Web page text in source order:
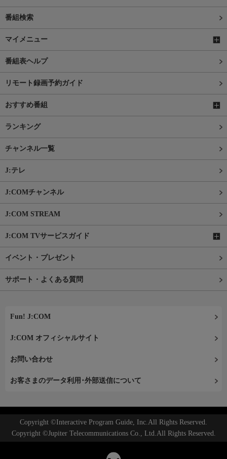
番組検索
マイメニュー
番組表ヘルプ
リモート録画予約ガイド
おすすめ番組
ランキング
チャンネル一覧
J:テレ
J:COMチャンネル
J:COM STREAM
J:COM TVサービスガイド
イベント・プレゼント
サポート・よくある質問
Fun! J:COM
J:COM オフィシャルサイト
お問い合わせ
お客さまのデータ利用･外部送信について
Copyright ©Interactive Program Guide, Inc.All Rights Reserved.
Copyright ©Jupiter Telecommunications Co., Ltd.All Rights Reserved.